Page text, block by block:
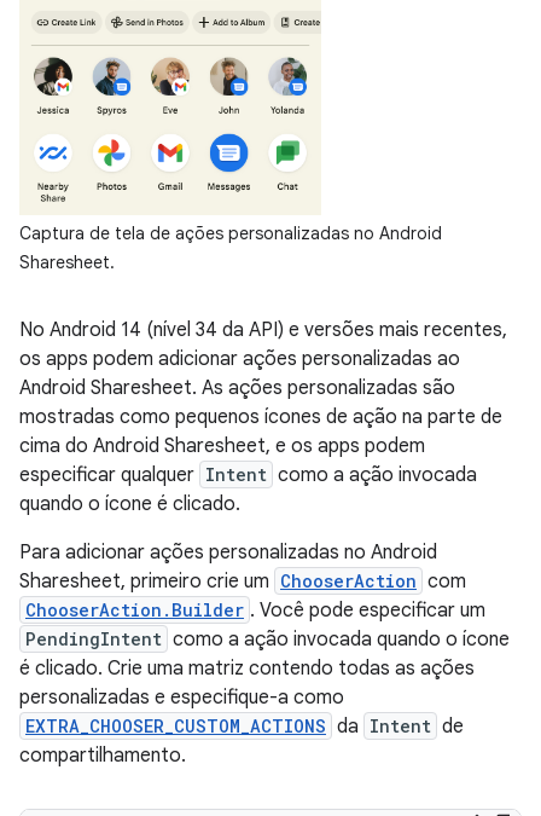
Captura de tela de ações personalizadas no Android
Sharesheet.
No Android 14 (nível 34 da API) e versões mais recentes,
os apps podem adicionar ações personalizadas ao
Android Sharesheet. As ações personalizadas são
mostradas como pequenos ícones de ação na parte de
cima do Android Sharesheet, e os apps podem
especificar qualquer Intent como a ação invocada
quando o ícone é clicado.
Para adicionar ações personalizadas no Android
Sharesheet, primeiro crie um ChooserAction com
ChooserAction.Builder . Você pode especificar um
PendingIntent como a ação invocada quando o ícone
é clicado. Crie uma matriz contendo todas as ações
personalizadas e especifique-a como
EXTRA_CHOOSER_CUSTOM_ACTIONS da Intent de
compartilhamento.